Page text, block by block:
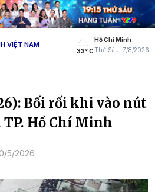
VIỆT NAM
33° C
Hồ Chí Minh
Thứ Sáu, 7/8/2026
Bối rối khi vào nút
Hồ Chí Minh
5/2026